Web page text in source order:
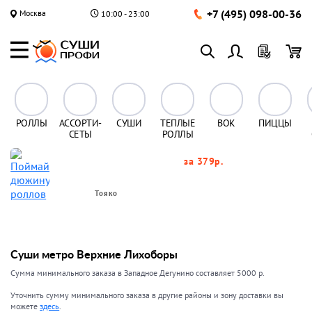
Москва 10:00 - 23:00 +7 (495) 098-00-36
РОЛЛЫ
АССОРТИ-
СЕТЫ
СУШИ
ТЕПЛЫЕ
РОЛЛЫ
ВОК ПИЦЦЫ
Тояко
за 379р.
Суши метро Верхние Лихоборы
Сумма минимального заказа в Западное Дегунино составляет 5000 р.
Уточнить сумму минимального заказа в другие районы и зону доставки вы
можетездесь.